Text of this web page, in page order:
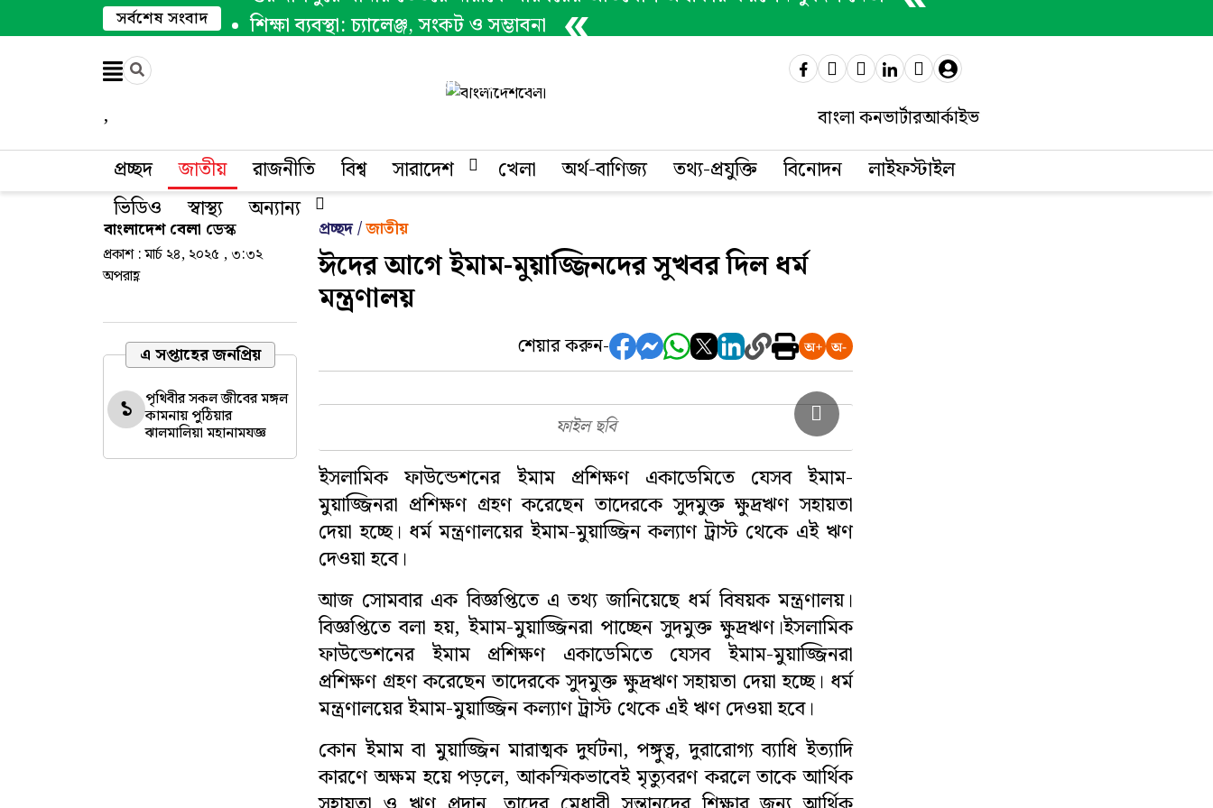
সর্বশেষ সংবাদ
শিক্ষা ব্যবস্থা: চ্যালেঞ্জ, সংকট ও সম্ভাবনা
রেললাইনে বসে ফোনে কথা বলতে গিয়ে প্রাণ গেল ব্যবসায়ীর
, বাংলা কনভার্টারআর্কাইভ
প্রচ্ছদ জাতীয় রাজনীতি বিশ্ব সারাদেশ খেলা অর্থ-বাণিজ্য তথ্য-প্রযুক্তি বিনোদন
লাইফস্টাইল
ভিডিও
স্বাস্থ্য অন্যান্য
সকল মেনু
জাতীয়
প্রচ্ছদ /জাতীয়
ঈদের আগে ইমাম-মুয়াজ্জিনদের সুখবর দিল ধর্ম
মন্ত্রণালয়
শেয়ার করুন-
ফাইল ছবি
ইসলামিক ফাউন্ডেশনের ইমাম প্রশিক্ষণ একাডেমিতে যেসব ইমাম-
মুয়াজ্জিনরা প্রশিক্ষণ গ্রহণ করেছেন তাদেরকে সুদমুক্ত ক্ষুদ্রঋণ সহায়তা
দেয়া হচ্ছে। ধর্ম মন্ত্রণালয়ের ইমাম-মুয়াজ্জিন কল্যাণ ট্রাস্ট থেকে এই ঋণ
দেওয়া হবে।
আজ সোমবার এক বিজ্ঞপ্তিতে এ তথ্য জানিয়েছে ধর্ম বিষয়ক মন্ত্রণালয়।
বিজ্ঞপ্তিতে বলা হয়, ইমাম-মুয়াজ্জিনরা পাচ্ছেন সুদমুক্ত ক্ষুদ্রঋণ।ইসলামিক
ফাউন্ডেশনের ইমাম প্রশিক্ষণ একাডেমিতে যেসব ইমাম-মুয়াজ্জিনরা
প্রশিক্ষণ গ্রহণ করেছেন তাদেরকে সুদমুক্ত ক্ষুদ্রঋণ সহায়তা দেয়া হচ্ছে। ধর্ম
মন্ত্রণালয়ের ইমাম-মুয়াজ্জিন কল্যাণ ট্রাস্ট থেকে এই ঋণ দেওয়া হবে।
কোন ইমাম বা মুয়াজ্জিন মারাত্মক দুর্ঘটনা, পঙ্গুত্ব, দুরারোগ্য ব্যাধি ইত্যাদি
কারণে অক্ষম হয়ে পড়লে, আকস্মিকভাবেই মৃত্যুবরণ করলে তাকে আর্থিক
বাংলাদেশ বেলা ডেস্ক
প্রকাশ : মার্চ ২৪, ২০২৫ , ৩:৩২
অপরাহ্ণ
এ সপ্তাহের জনপ্রিয়
১ পৃথিবীর সকল জীবের মঙ্গল
কামনায় পুঠিয়ার
ঝালমালিয়া মহানামযজ্ঞ